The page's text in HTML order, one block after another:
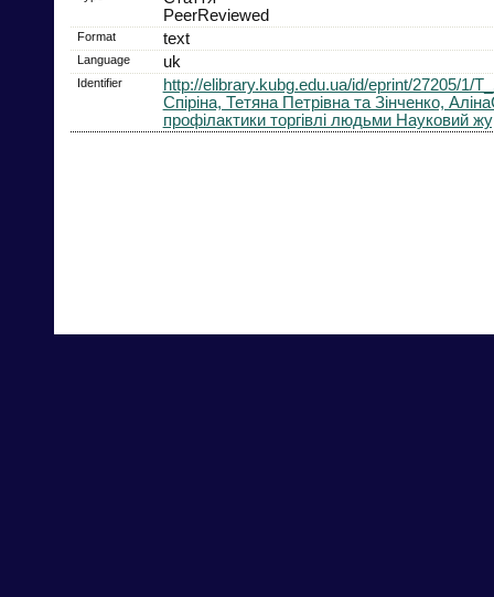
PeerReviewed
Format text
Language uk
Identifier
http://elibrary.kubg.edu.ua/id/eprint/27205/1/
Спіріна, Тетяна Петрівна та Зінченко,
профілактики торгівлі людьми Науковий